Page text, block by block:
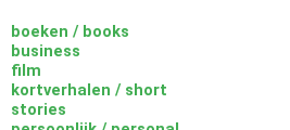
boeken / books
business
film
kortverhalen / short
stories